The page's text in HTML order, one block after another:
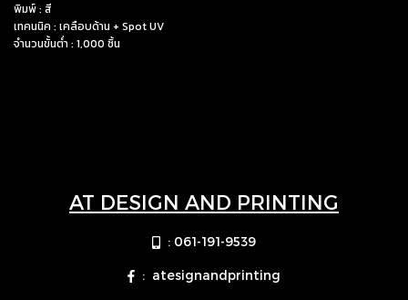
พิมพ์ : สี
เทคนนิค : เคลือบด้าน + Spot UV
จำนวนขั้นต่ำ : 1,000 ชิ้น
AT DESIGN AND PRINTING
: 061-191-9539
: atesignandprinting